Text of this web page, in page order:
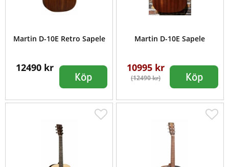
Martin D-10E Retro Sapele
12490 kr
Köp
Martin D-10E Sapele
10995 kr
(12490 kr) Köp